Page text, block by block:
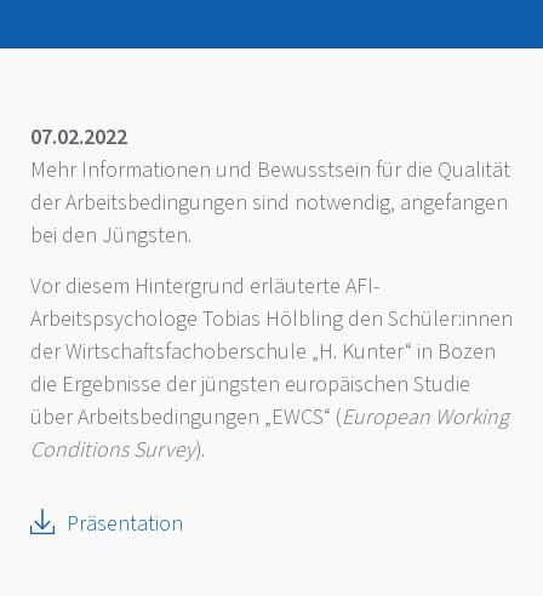
07.02.2022
Mehr Informationen und Bewusstsein für die Qualität
der Arbeitsbedingungen sind notwendig, angefangen
bei den Jüngsten.
Vor diesem Hintergrund erläuterte AFI-
Arbeitspsychologe Tobias Hölbling den Schüler:innen
der Wirtschaftsfachoberschule „H. Kunter“ in Bozen
die Ergebnisse der jüngsten europäischen Studie
über Arbeitsbedingungen „EWCS“ (European Working
Conditions Survey).
Präsentation